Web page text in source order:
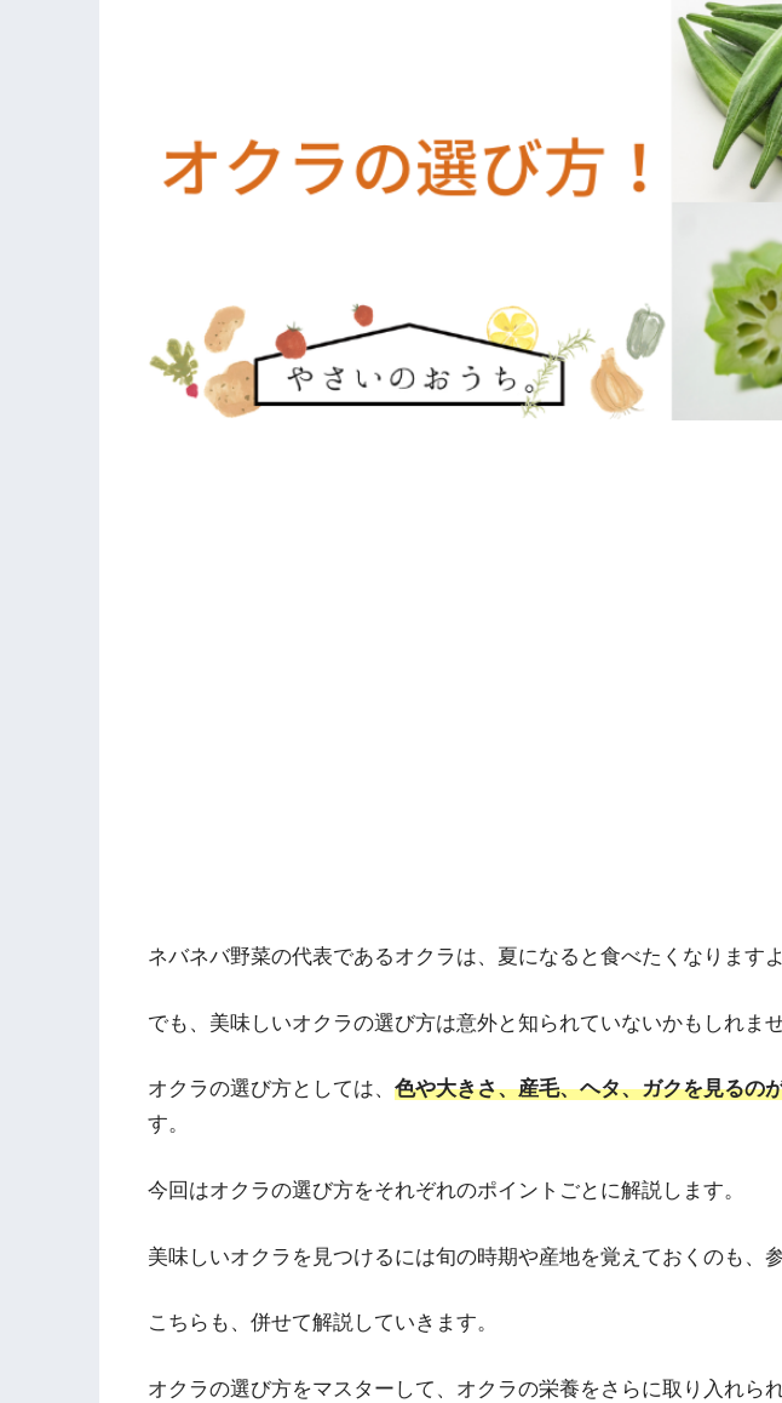
ネバネバ野菜の代表であるオクラは、夏になると食べたくなりますよ
でも、美味しいオクラの選び方は意外と知られていないかもしれませ
オクラの選び方としては、 色や大きさ、産毛、ヘタ、ガクを見るの
す。
今回はオクラの選び方をそれぞれのポイントごとに解説します。
美味しいオクラを見つけるには旬の時期や産地を覚えておくのも、
こちらも、併せて解説していきます。
オクラの選び方をマスターして、オクラの栄養をさらに取り入れら